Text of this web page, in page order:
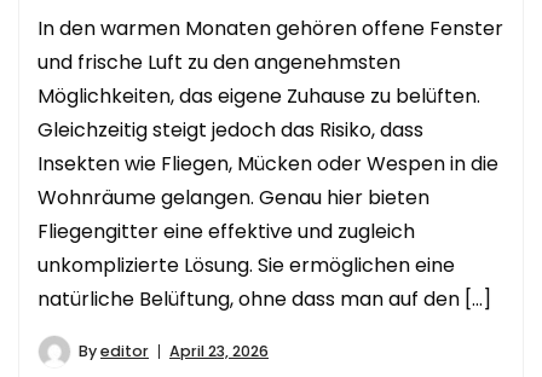
In den warmen Monaten gehören offene Fenster
und frische Luft zu den angenehmsten
Möglichkeiten, das eigene Zuhause zu belüften.
Gleichzeitig steigt jedoch das Risiko, dass
Insekten wie Fliegen, Mücken oder Wespen in die
Wohnräume gelangen. Genau hier bieten
Fliegengitter eine effektive und zugleich
unkomplizierte Lösung. Sie ermöglichen eine
natürliche Belüftung, ohne dass man auf den […]
Byeditor April 23, 2026